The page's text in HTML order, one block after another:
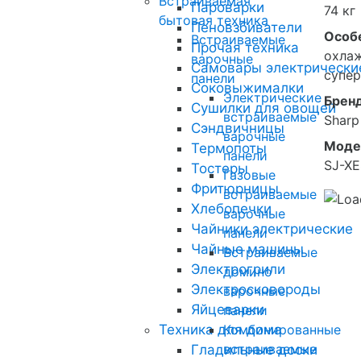
Пароварки
Пеновзбиватели
Прочая техника
Самовары
Соковыжималки
Сушилки для овощей
Сэндвичницы
Термопоты
Тостеры
Фритюрницы
Хлебопечки
Чайники электрические
Чайные машины
Электрогрили
Электросковороды
Яйцеварки
Техника для дома
Гладильные доски
бытовая техника
Встраиваемые
варочные
панели
Электрические
встраиваемые
варочные
панели
Газовые
встраиваемые
варочные
панели
Встраиваемые
домино
варочные
панели
Комбинированные
встраиваемые
74 кг
Sharp
SJ-